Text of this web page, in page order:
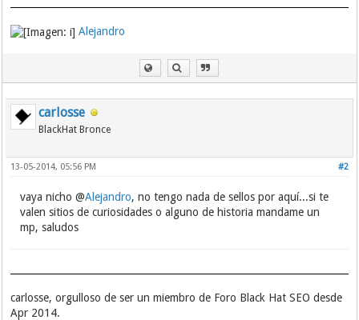
Alejandro
carlosse
BlackHat Bronce
#2
13-05-2014, 05:56 PM
vaya nicho @Alejandro, no tengo nada de sellos por aquí...si te
valen sitios de curiosidades o alguno de historia mandame un
mp, saludos
carlosse, orgulloso de ser un miembro de Foro Black Hat SEO desde
Apr 2014.